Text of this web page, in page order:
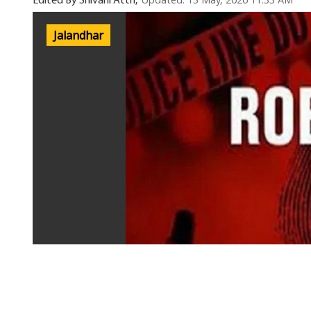
Jalandhar